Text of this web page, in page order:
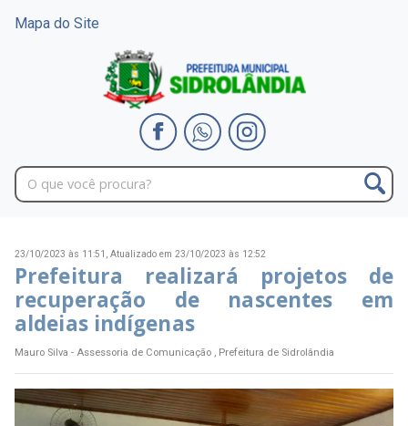
Mapa do Site
23/10/2023 às 11:51, Atualizado em 23/10/2023 às 12:52
Prefeitura realizará projetos de
recuperação de nascentes em
aldeias indígenas
Mauro Silva - Assessoria de Comunicação , Prefeitura de Sidrolândia